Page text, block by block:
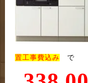
置工事費込み で